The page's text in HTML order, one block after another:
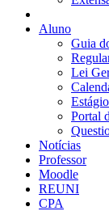
Aluno
Guia
Lei
Portal
Notícias
Professor
Moodle
REUNI
CPA